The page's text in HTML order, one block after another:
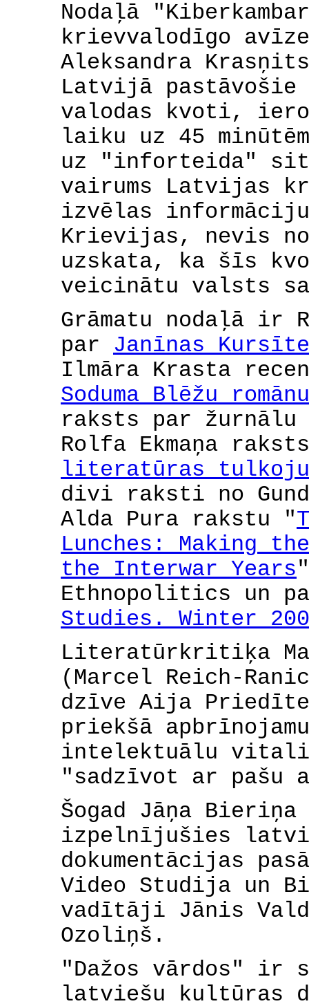
Nodaļā
krievvalodīgo
Aleksandra
Latvijā
valodas kvoti,
laiku uz 45
uz "inforteida"
vairums Latvijas
izvēlas
Krievijas, nevis
uzskata, ka šīs
veicinātu valsts
Grāmatu nodaļā ir
par Janīnas
Ilmāra Krasta
Soduma Blēžu romānu
raksts par žurnālu
Rolfa Ekmaņa
literatūras
divi raksti no
Alda Pura rakstu "
Lunches: Making
the Interwar Years
Ethnopolitics un
Studies. Winter
Literatūrkritiķa
(Marcel Reich-
dzīve Aija
priekšā
intelektuālu
"sadzīvot ar pašu
Šogad Jāņa
izpelnījušies
dokumentācijas
Video Studija un
vadītāji Jānis
Ozoliņš.
"Dažos vārdos" ir
latviešu kultūras